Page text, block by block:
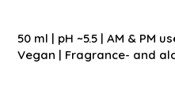
50 ml | pH ~5.5 | AM & PM
Vegan | Fragrance- and